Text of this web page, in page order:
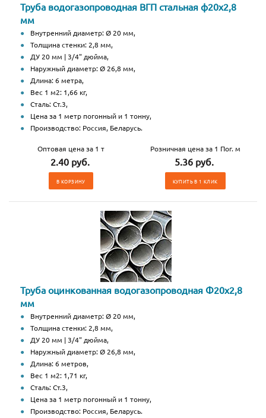
Труба водогазопроводная ВГП стальная ф20х2,8
мм
Внутренний диаметр: Ø 20 мм,
Толщина стенки: 2,8 мм,
ДУ 20 мм | 3/4" дюйма,
Наружный диаметр: Ø 26,8 мм,
Длина: 6 метра,
Вес 1 м2: 1,66 кг,
Сталь: Ст.3,
Цена за 1 метр погонный и 1 тонну,
Производство: Россия, Беларусь.
Оптовая цена за 1 т
2.40 руб.
В КОРЗИНУ
Розничная цена за 1 Пог. м
5.36 руб.
КУПИТЬ В 1 КЛИК
Труба оцинкованная водогазопроводная Ф20х2,8
мм
Внутренний диаметр: Ø 20 мм,
Толщина стенки: 2,8 мм,
ДУ 20 мм | 3/4" дюйма,
Наружный диаметр: Ø 26,8 мм,
Длина: 6 метров,
Вес 1 м2: 1,71 кг,
Сталь: Ст.3,
Цена за 1 метр погонный и 1 тонну,
Производство: Россия, Беларусь.